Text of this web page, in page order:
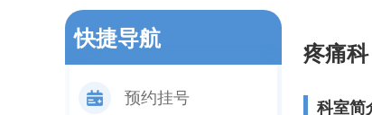
快捷导航
预约挂号
疼痛科
科室简